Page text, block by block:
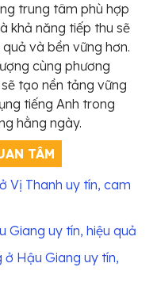
trung tâm phù hợp
khả năng tiếp thu sẽ
và bền vững hơn.
cùng phương
tạo nền tảng vững
tiếng Anh trong
hằng ngày.
TÂM
Vị Thanh uy tín, cam
Giang uy tín, hiệu quả
Hậu Giang uy tín,